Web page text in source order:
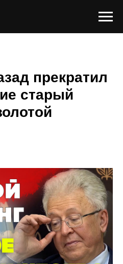
прекратил
старый